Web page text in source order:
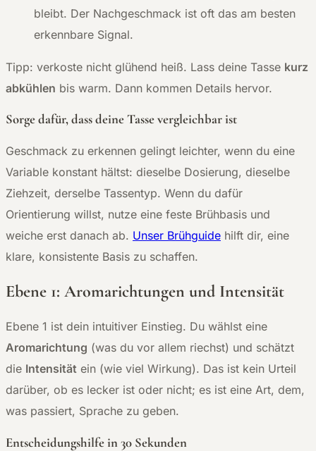
bleibt. Der Nachgeschmack ist oft das am besten
erkennbare Signal.
Tipp: verkoste nicht glühend heiß. Lass deine Tasse kurz
abkühlen bis warm. Dann kommen Details hervor.
Sorge dafür, dass deine Tasse vergleichbar ist
Geschmack zu erkennen gelingt leichter, wenn du eine
Variable konstant hältst: dieselbe Dosierung, dieselbe
Ziehzeit, derselbe Tassentyp. Wenn du dafür
Orientierung willst, nutze eine feste Brühbasis und
weiche erst danach ab. Unser Brühguide hilft dir, eine
klare, konsistente Basis zu schaffen.
Ebene 1: Aromarichtungen und Intensität
Ebene 1 ist dein intuitiver Einstieg. Du wählst eine
Aromarichtung (was du vor allem riechst) und schätzt
die Intensität ein (wie viel Wirkung). Das ist kein Urteil
darüber, ob es lecker ist oder nicht; es ist eine Art, dem,
was passiert, Sprache zu geben.
Entscheidungshilfe in 30 Sekunden